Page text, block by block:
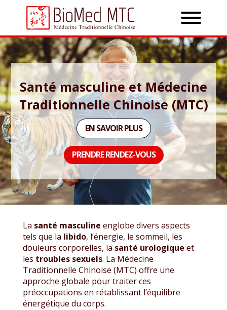
Santé masculine et Médecine
Traditionnelle Chinoise (MTC)
EN SAVOIR PLUS
PRENDRE RENDEZ-VOUS
La santé masculine englobe divers aspects
tels que la libido, l’énergie, le sommeil, les
douleurs corporelles, la santé urologique et
les troubles sexuels. La Médecine
Traditionnelle Chinoise (MTC) offre une
approche globale pour traiter ces
préoccupations en rétablissant l’équilibre
énergétique du corps.